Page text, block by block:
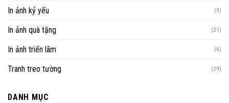
In ảnh kỷ yếu (3)
In ảnh quà tặng (21)
In ảnh triển lãm (4)
Tranh treo tường (29)
DANH MỤC